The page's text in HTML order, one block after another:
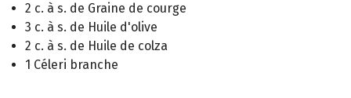
2 c. à s. de Graine de courge
3 c. à s. de Huile d'olive
2 c. à s. de Huile de colza
1 Céleri branche